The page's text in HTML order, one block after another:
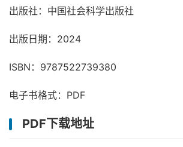
出版社：中国社会科学出版社
出版日期：2024
ISBN：9787522739380
电子书格式：PDF
PDF下载地址